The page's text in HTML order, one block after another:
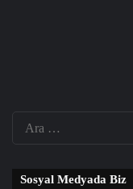
Sosyal Medyada Biz